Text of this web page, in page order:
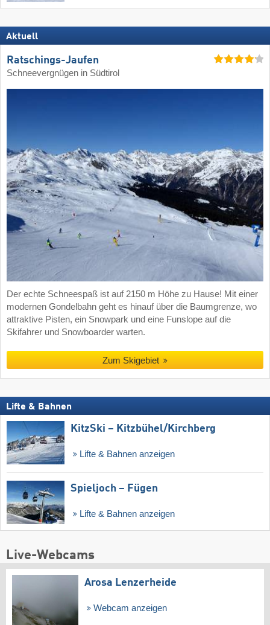
Aktuell
Ratschings-Jaufen
Schneevergnügen in Südtirol
Der echte Schneespaß ist auf 2150 m Höhe zu Hause! Mit einer
modernen Gondelbahn geht es hinauf über die Baumgrenze, wo
attraktive Pisten, ein Snowpark und eine Funslope auf die
Skifahrer und Snowboarder warten.
Zum Skigebiet
Lifte & Bahnen
KitzSki – Kitzbühel/​Kirchberg
Lifte & Bahnen anzeigen
Spieljoch – Fügen
Lifte & Bahnen anzeigen
Live-Webcams
Arosa Lenzerheide
Webcam anzeigen